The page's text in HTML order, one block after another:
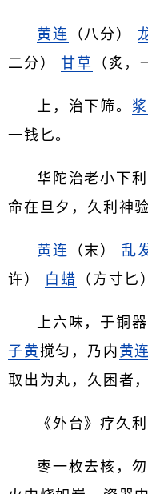
黄连 （八分）
二分）甘草 （炙，
上，治下筛。
一钱匕。
华陀治老小下
命在旦夕，久利神验
黄连 （末） 乱
许） 白蜡 （方寸匕
上六味，于铜
子黄搅匀，乃内 黄
取出为丸，久困者
《外台》疗久
枣一枚去核，